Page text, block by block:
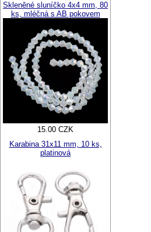
Skleněné sluníčko 4x4 mm, 80
ks, mléčná s AB pokovem
15.00 CZK
Karabina 31x11 mm, 10 ks,
platinová